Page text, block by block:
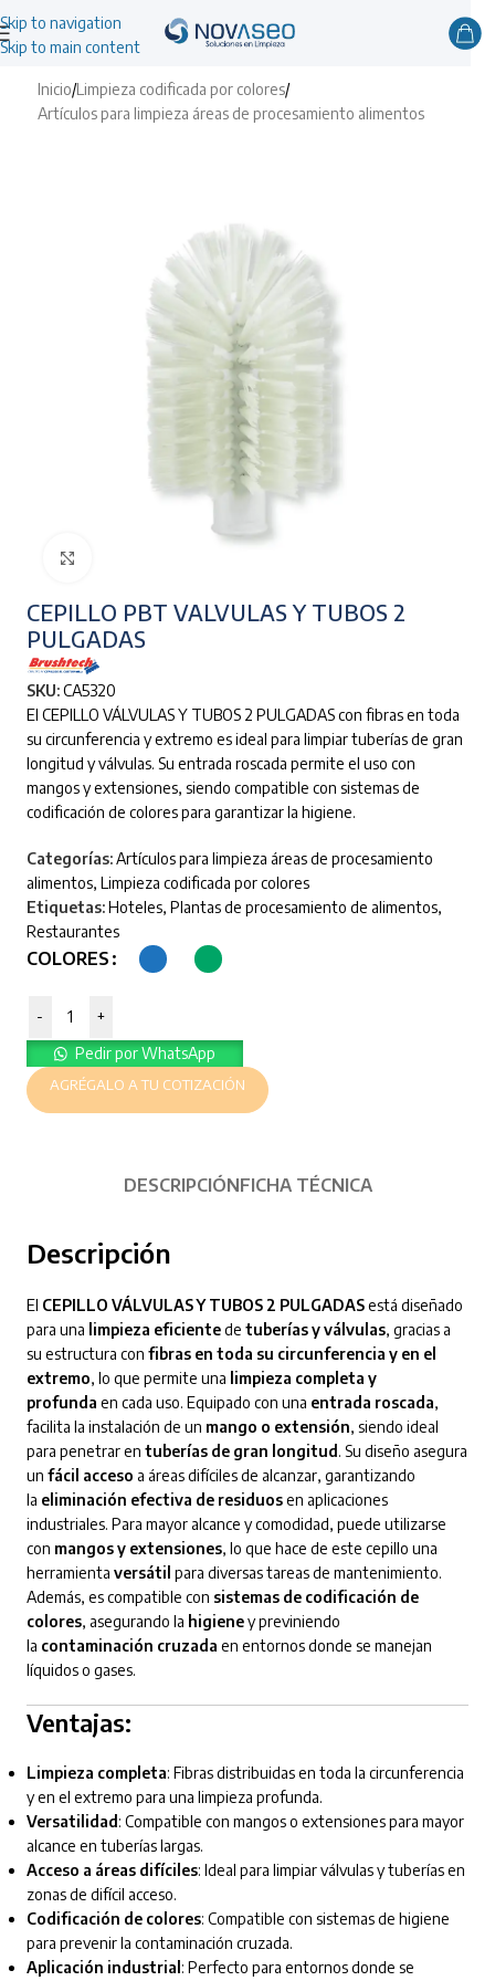
Skip to navigation
Skip to main content
Inicio/Limpieza codificada por colores/
Artículos para limpieza áreas de procesamiento alimentos
CEPILLO PBT VALVULAS Y TUBOS 2
PULGADAS
SKU:CA5320
El CEPILLO VÁLVULAS Y TUBOS 2 PULGADAS con fibras en toda
su circunferencia y extremo es ideal para limpiar tuberías de gran
longitud y válvulas. Su entrada roscada permite el uso con
mangos y extensiones, siendo compatible con sistemas de
codificación de colores para garantizar la higiene.
Categorías:Artículos para limpieza áreas de procesamiento
alimentos, Limpieza codificada por colores
Etiquetas:Hoteles, Plantas de procesamiento de alimentos,
Restaurantes
COLORES
-
+
Pedir por WhatsApp
AGRÉGALO A TU COTIZACIÓN
DESCRIPCIÓNFICHA TÉCNICA
Descripción
El CEPILLO VÁLVULAS Y TUBOS 2 PULGADASestá diseñado
para una limpieza eficientede tuberías y válvulas, gracias a
su estructura con fibras en toda su circunferencia y en el
extremo, lo que permite una limpieza completa y
profunda en cada uso. Equipado con una entrada roscada,
facilita la instalación de un mango o extensión, siendo ideal
para penetrar en tuberías de gran longitud . Su diseño asegura
un fácil acceso a áreas difíciles de alcanzar, garantizando
la eliminación efectiva de residuosen aplicaciones
industriales. Para mayor alcance y comodidad, puede utilizarse
con mangos y extensiones, lo que hace de este cepillo una
herramienta versátil para diversas tareas de mantenimiento.
Además, es compatible con sistemas de codificación de
colores, asegurando la higieney previniendo
la contaminación cruzada en entornos donde se manejan
líquidos o gases.
Ventajas:
Limpieza completa: Fibras distribuidas en toda la circunferencia
y en el extremo para una limpieza profunda.
Versatilidad : Compatible con mangos o extensiones para mayor
alcance en tuberías largas.
Acceso a áreas difíciles: Ideal para limpiar válvulas y tuberías en
zonas de difícil acceso.
Codificación de colores: Compatible con sistemas de higiene
para prevenir la contaminación cruzada.
Aplicación industrial : Perfecto para entornos donde se